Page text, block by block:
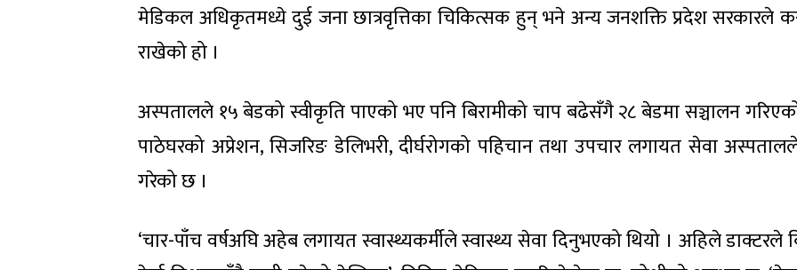
मेडिकल अधिकृतमध्ये दुई जना छात्रवृत्तिका चिकित्सक हुन् भने अन्य जनशक्ति प्रदेश सरकारले
राखेको हो ।
अस्पतालले १५ बेडको स्वीकृति पाएको भए पनि बिरामीको चाप बढेसँगै २८ बेडमा सञ्चालन
पाठेघरको अप्रेशन, सिजरिङ डेलिभरी, दीर्घरोगको पहिचान तथा उपचार लगायत सेवा
गरेको छ ।
‘चार-पाँच वर्षअघि अहेब लगायत स्वास्थ्यकर्मीले स्वास्थ्य सेवा दिनुभएको थियो । अहिले डाक्टरले